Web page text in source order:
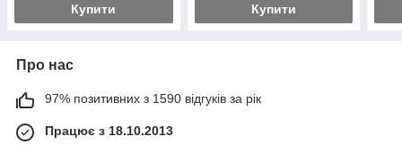
Купити Купити
Про нас
97% позитивних з 1590 відгуків за рік
Працює з 18.10.2013